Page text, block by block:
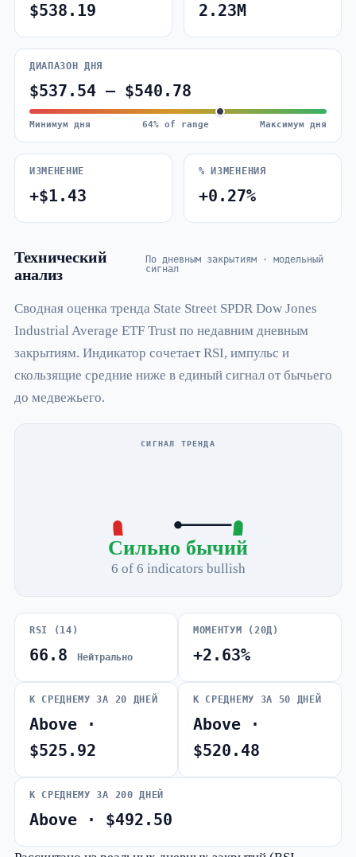
$538.19 2.23M
ДИАПАЗОН ДНЯ
$537.54 – $540.78
Минимум дня 64% of range Максимум дня
ИЗМЕНЕНИЕ
+$1.43
% ИЗМЕНЕНИЯ
+0.27%
Технический
анализ
По дневным закрытиям · модельный
сигнал
Сводная оценка тренда State Street SPDR Dow Jones
Industrial Average ETF Trust по недавним дневным
закрытиям. Индикатор сочетает RSI, импульс и
скользящие средние ниже в единый сигнал от бычьего
до медвежьего.
СИГНАЛ ТРЕНДА
Сильно бычий
6 of 6 indicators bullish
RSI (14)
66.8 Нейтрально
МОМЕНТУМ (20Д)
+2.63%
К СРЕДНЕМУ ЗА 20 ДНЕЙ
Above ·
$525.92
К СРЕДНЕМУ ЗА 50 ДНЕЙ
Above ·
$520.48
К СРЕДНЕМУ ЗА 200 ДНЕЙ
Above · $492.50